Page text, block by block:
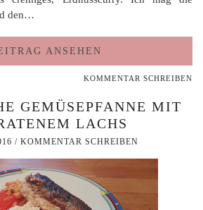
den…
ANSEHEN
KOMMENTAR SCHREIBEN
GEMÜSEPFANNE MIT
LACHS
/ KOMMENTAR SCHREIBEN